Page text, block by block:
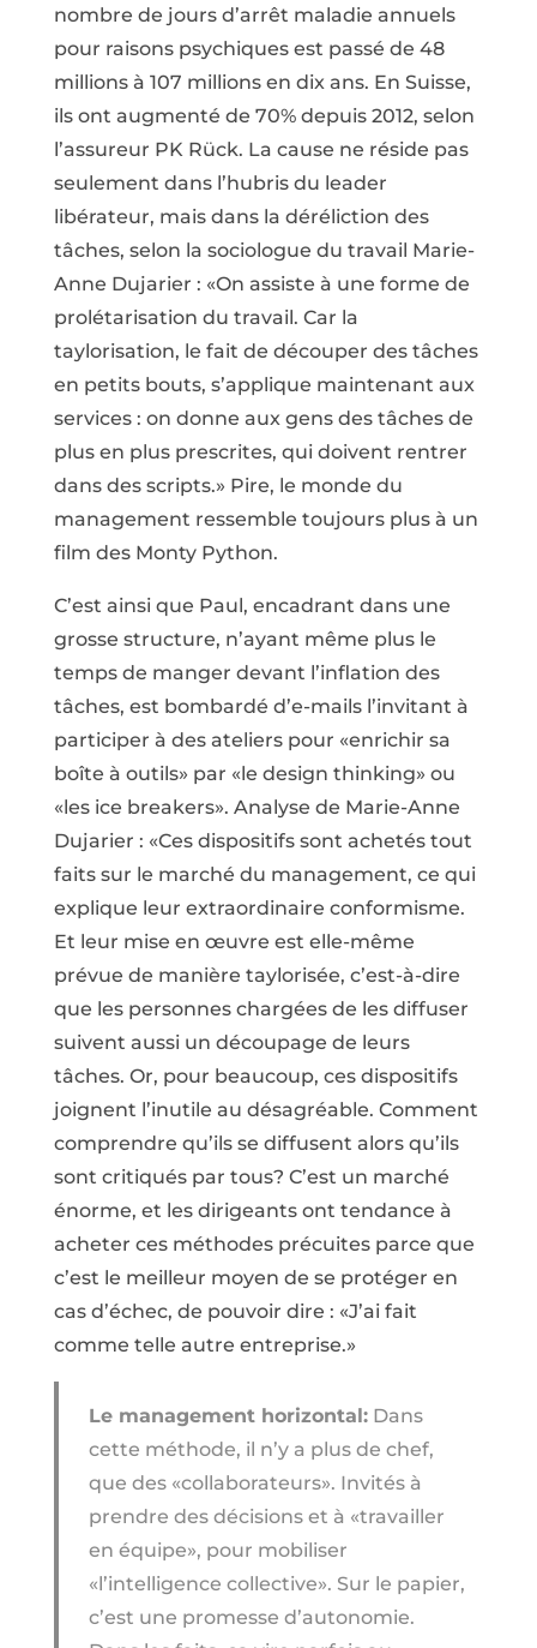
nombre de jours d’arrêt maladie annuels
pour raisons psychiques est passé de 48
millions à 107 millions en dix ans. En Suisse,
ils ont augmenté de 70% depuis 2012, selon
l’assureur PK Rück. La cause ne réside pas
seulement dans l’hubris du leader
libérateur, mais dans la déréliction des
tâches, selon la sociologue du travail Marie-
Anne Dujarier : «On assiste à une forme de
prolétarisation du travail. Car la
taylorisation, le fait de découper des tâches
en petits bouts, s’applique maintenant aux
services : on donne aux gens des tâches de
plus en plus prescrites, qui doivent rentrer
dans des scripts.» Pire, le monde du
management ressemble toujours plus à un
film des Monty Python.
C’est ainsi que Paul, encadrant dans une
grosse structure, n’ayant même plus le
temps de manger devant l’inflation des
tâches, est bombardé d’e-mails l’invitant à
participer à des ateliers pour «enrichir sa
boîte à outils» par «le design thinking» ou
«les ice breakers». Analyse de Marie-Anne
Dujarier : «Ces dispositifs sont achetés tout
faits sur le marché du management, ce qui
explique leur extraordinaire conformisme.
Et leur mise en œuvre est elle-même
prévue de manière taylorisée, c’est-à-dire
que les personnes chargées de les diffuser
suivent aussi un découpage de leurs
tâches. Or, pour beaucoup, ces dispositifs
joignent l’inutile au désagréable. Comment
comprendre qu’ils se diffusent alors qu’ils
sont critiqués par tous? C’est un marché
énorme, et les dirigeants ont tendance à
acheter ces méthodes précuites parce que
c’est le meilleur moyen de se protéger en
cas d’échec, de pouvoir dire : «J’ai fait
comme telle autre entreprise.»
Le management horizontal:Dans
cette méthode, il n’y a plus de chef,
que des «collaborateurs». Invités à
prendre des décisions et à «travailler
en équipe», pour mobiliser
«l’intelligence collective». Sur le papier,
c’est une promesse d’autonomie.